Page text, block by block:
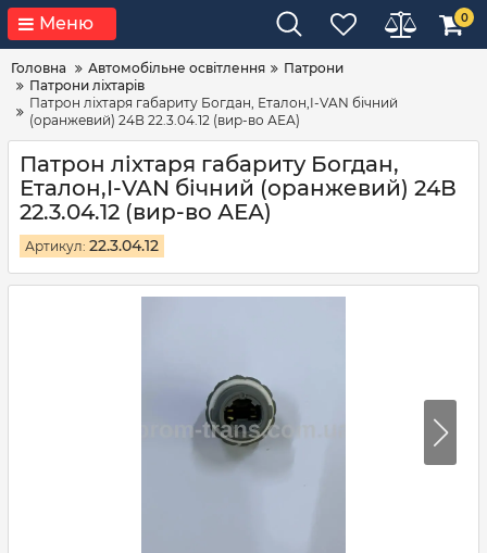
Меню 0
Головна Автомобільне освітлення
Патрони
Патрони ліхтарів
Патрон ліхтаря габариту Богдан, Еталон,I-VAN бічний
(оранжевий) 24В 22.3.04.12 (вир-во АЕА)
Патрон ліхтаря габариту Богдан,
Еталон,I-VAN бічний (оранжевий) 24В
22.3.04.12 (вир-во АЕА)
Артикул: 22.3.04.12